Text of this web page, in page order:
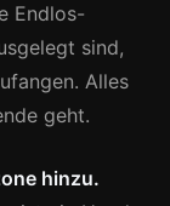
Endlos-
sind,
Alles
geht.
hinzu.